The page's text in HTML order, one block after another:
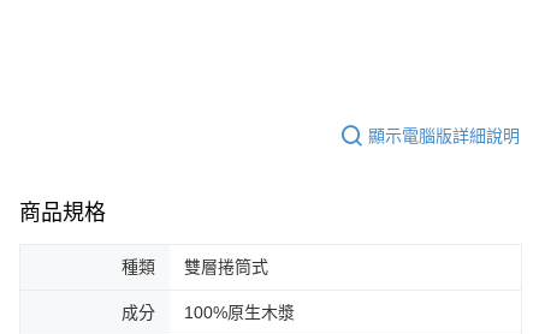
顯示電腦版詳細說明
商品規格
種類 雙層捲筒式
成分 100%原生木漿